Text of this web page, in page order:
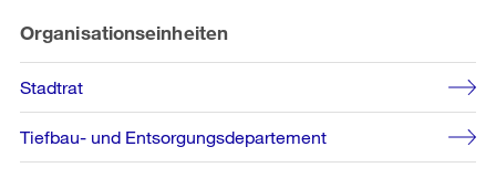
Organisationseinheiten
Stadtrat
Tiefbau- und Entsorgungsdepartement